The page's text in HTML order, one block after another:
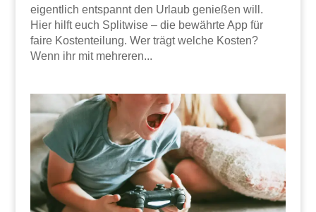
eigentlich entspannt den Urlaub genießen will.
Hier hilft euch Splitwise – die bewährte App für
faire Kostenteilung. Wer trägt welche Kosten?
Wenn ihr mit mehreren...